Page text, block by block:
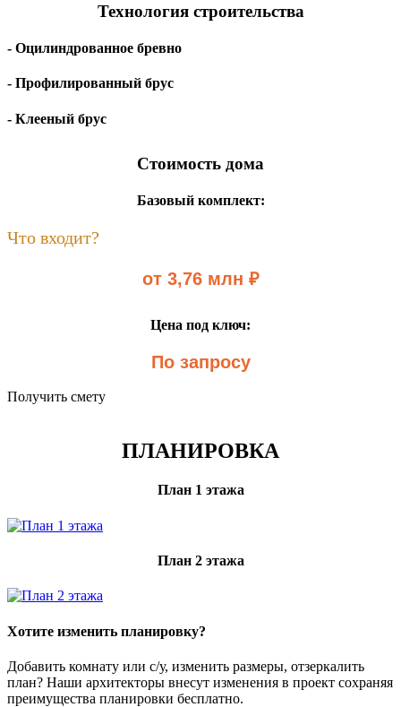
Технология строительства
- Оцилиндрованное бревно
- Профилированный брус
- Клееный брус
Стоимость дома
Базовый комплект:
Что входит?
от 3,76 млн ₽
Цена под ключ:
По запросу
Получить смету
ПЛАНИРОВКА
План 1 этажа
План 2 этажа
Хотите изменить планировку?
Добавить комнату или с/у, изменить размеры, отзеркалить
план? Наши архитекторы внесут изменения в проект сохраняя
преимущества планировки бесплатно.